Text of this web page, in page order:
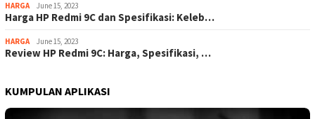
HARGA June 15, 2023
Harga HP Redmi 9C dan Spesifikasi: Keleb…
HARGA June 15, 2023
Review HP Redmi 9C: Harga, Spesifikasi, …
KUMPULAN APLIKASI